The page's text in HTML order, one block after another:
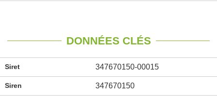
DONNÉES CLÉS
Siret 347670150-00015
Siren 347670150